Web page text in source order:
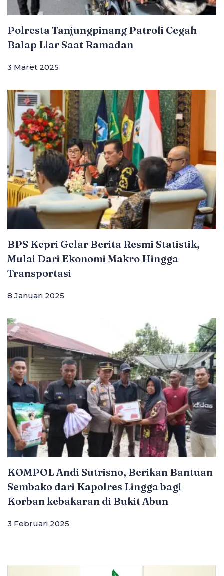
Polresta Tanjungpinang Patroli Cegah
Balap Liar Saat Ramadan
3 Maret 2025
BPS Kepri Gelar Berita Resmi Statistik,
Mulai Dari Ekonomi Makro Hingga
Transportasi
8 Januari 2025
KOMPOL Andi Sutrisno, Berikan Bantuan
Sembako dari Kapolres Lingga bagi
Korban kebakaran di Bukit Abun
3 Februari 2025